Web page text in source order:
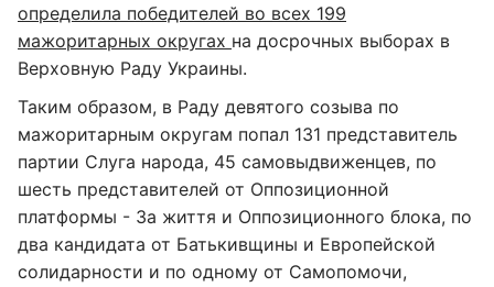
определила победителей во всех 199
мажоритарных округах на досрочных выборах в
Верховную Раду Украины.
Таким образом, в Раду девятого созыва по
мажоритарным округам попал 131 представитель
партии Слуга народа, 45 самовыдвиженцев, по
шесть представителей от Оппозиционной
платформы - За життя и Оппозиционного блока, по
два кандидата от Батькивщины и Европейской
солидарности и по одному от Самопомочи,